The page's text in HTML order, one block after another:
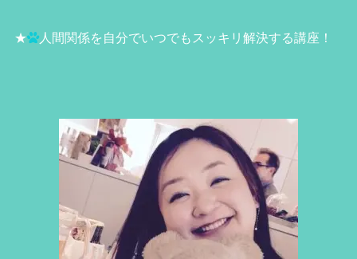
★ 人間関係を自分でいつでもスッキリ解決する講座！